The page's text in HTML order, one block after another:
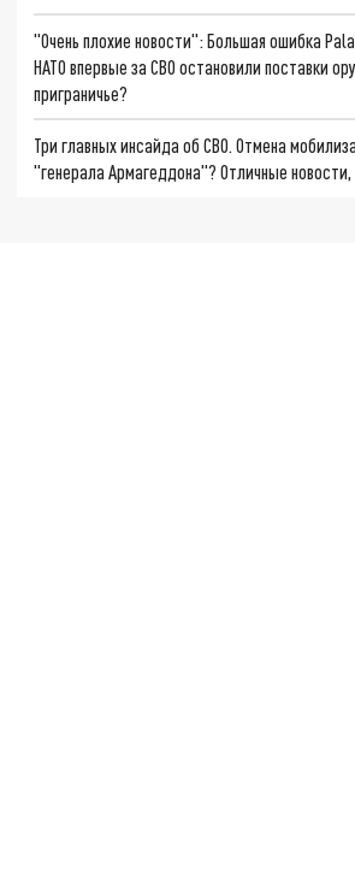
"Очень плохие новости": Большая ошибка
НАТО впервые за СВО остановили поставки
приграничье?
Три главных инсайда об СВО. Отмена
"генерала Армагеддона"? Отличные